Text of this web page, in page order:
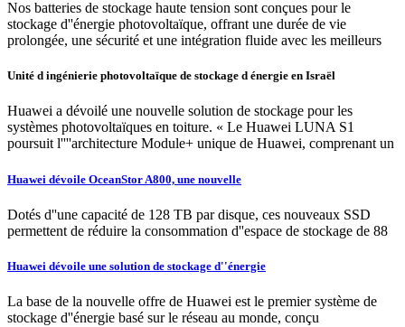
Nos batteries de stockage haute tension sont conçues pour le
stockage d''énergie photovoltaïque, offrant une durée de vie
prolongée, une sécurité et une intégration fluide avec les meilleurs
Unité d ingénierie photovoltaïque de stockage d énergie en Israël
Huawei a dévoilé une nouvelle solution de stockage pour les
systèmes photovoltaïques en toiture. « Le Huawei LUNA S1
poursuit l''''architecture Module+ unique de Huawei, comprenant un
Huawei dévoile OceanStor A800, une nouvelle
Dotés d''une capacité de 128 TB par disque, ces nouveaux SSD
permettent de réduire la consommation d''espace de stockage de 88
Huawei dévoile une solution de stockage d''énergie
La base de la nouvelle offre de Huawei est le premier système de
stockage d''énergie basé sur le réseau au monde, conçu